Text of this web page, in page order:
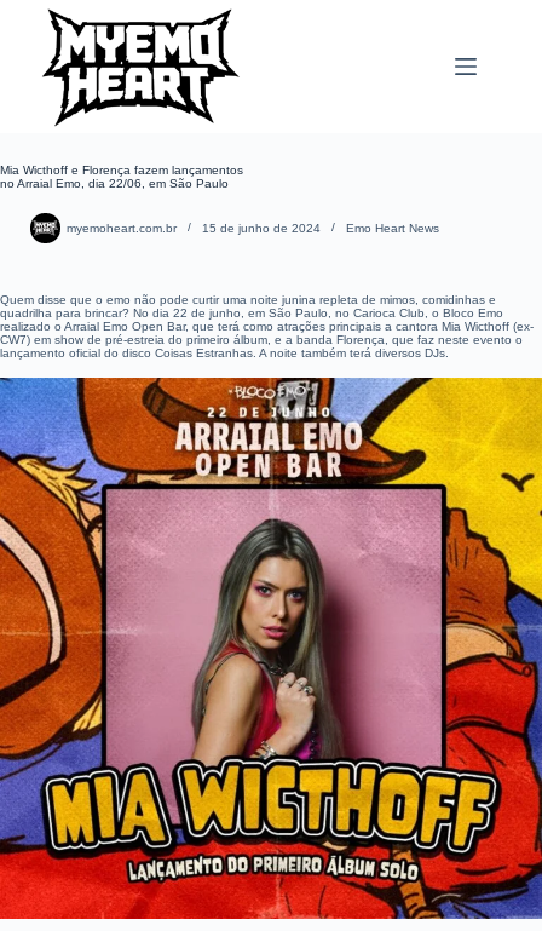
Mia Wicthoff e Florença fazem lançamentos
no Arraial Emo, dia 22/06, em São Paulo
myemoheart.com.br 15 de junho de 2024 Emo Heart News
Quem disse que o emo não pode curtir uma noite junina repleta de mimos, comidinhas e
quadrilha para brincar? No dia 22 de junho, em São Paulo, no Carioca Club, o Bloco Emo
realizado o Arraial Emo Open Bar, que terá como atrações principais a cantora Mia Wicthoff (ex-
CW7) em show de pré-estreia do primeiro álbum, e a banda Florença, que faz neste evento o
lançamento oficial do disco Coisas Estranhas. A noite também terá diversos DJs.